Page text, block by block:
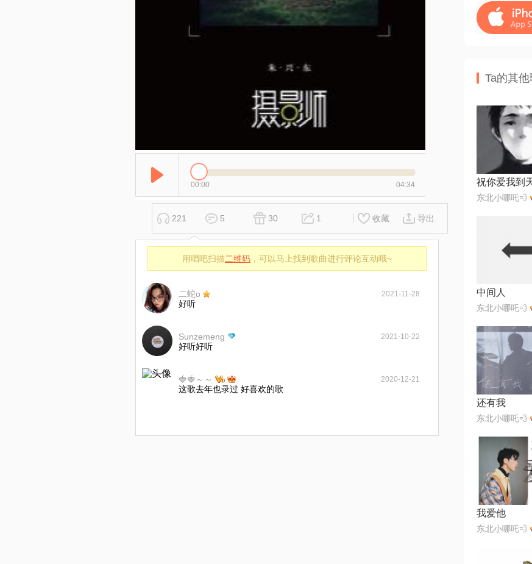
00:00 04:34
221 5 30 1 收藏 导出
用唱吧扫描二维码 ，可以马上找到歌曲进行评论互动哦~
二蛇o 2021-11-28
好听
Sunzemeng 2021-10-22
好听好听
🍓🍓～～ 2020-12-21
这歌去年也录过 好喜欢的歌
Ta的其他
祝你爱我到
东北小哪吒💨
中间人
东北小哪吒💨
还有我
东北小哪吒💨
我爱他
东北小哪吒💨